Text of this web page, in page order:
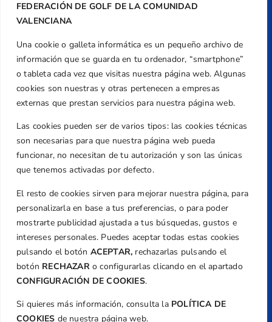
FEDERACIÓN DE GOLF DE LA COMUNIDAD
VALENCIANA
Una cookie o galleta informática es un pequeño archivo de
información que se guarda en tu ordenador, “smartphone”
o tableta cada vez que visitas nuestra página web. Algunas
cookies son nuestras y otras pertenecen a empresas
externas que prestan servicios para nuestra página web.
Las cookies pueden ser de varios tipos: las cookies técnicas
son necesarias para que nuestra página web pueda
funcionar, no necesitan de tu autorización y son las únicas
que tenemos activadas por defecto.
El resto de cookies sirven para mejorar nuestra página, para
personalizarla en base a tus preferencias, o para poder
mostrarte publicidad ajustada a tus búsquedas, gustos e
intereses personales. Puedes aceptar todas estas cookies
pulsando el botón ACEPTAR, rechazarlas pulsando el
botón RECHAZARo configurarlas clicando en el apartado
CONFIGURACIÓN DE COOKIES.
Si quieres más información, consulta la POLÍTICA DE
COOKIES de nuestra página web.
Dirección
Centre de L´Esport, Carrer d'Isaac Peral i
Caballero, Nº 5, Despachos 2 y 3, 46980,
Valencia
Teléfono
+34 961 367 799
Email
federacion@golfcv.com
Aviso Legal
Política de Privacidad
Transparencia
Normativa
Federación